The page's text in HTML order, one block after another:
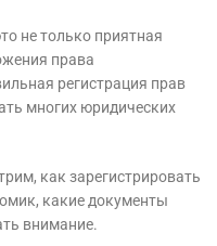
не только приятная
права
регистрация прав
многих юридических
как зарегистрировать
какие документы
внимание.